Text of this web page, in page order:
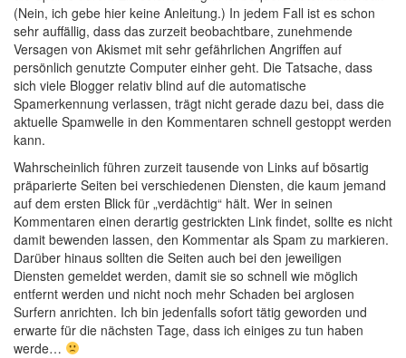
(Nein, ich gebe hier keine Anleitung.) In jedem Fall ist es schon
sehr auffällig, dass das zurzeit beobachtbare, zunehmende
Versagen von Akismet mit sehr gefährlichen Angriffen auf
persönlich genutzte Computer einher geht. Die Tatsache, dass
sich viele Blogger relativ blind auf die automatische
Spamerkennung verlassen, trägt nicht gerade dazu bei, dass die
aktuelle Spamwelle in den Kommentaren schnell gestoppt werden
kann.
Wahrscheinlich führen zurzeit tausende von Links auf bösartig
präparierte Seiten bei verschiedenen Diensten, die kaum jemand
auf dem ersten Blick für „verdächtig“ hält. Wer in seinen
Kommentaren einen derartig gestrickten Link findet, sollte es nicht
damit bewenden lassen, den Kommentar als Spam zu markieren.
Darüber hinaus sollten die Seiten auch bei den jeweiligen
Diensten gemeldet werden, damit sie so schnell wie möglich
entfernt werden und nicht noch mehr Schaden bei arglosen
Surfern anrichten. Ich bin jedenfalls sofort tätig geworden und
erwarte für die nächsten Tage, dass ich einiges zu tun haben
werde…